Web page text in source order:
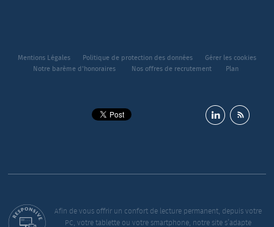
Mentions Légales Politique de protection des données
Gérer les cookies
Notre barème d'honoraires
Nos offres de recrutement Plan
Afin de vous offrir un confort de lecture permanent, depuis votre
PC, votre tablette ou votre smartphone, notre site s’adapte